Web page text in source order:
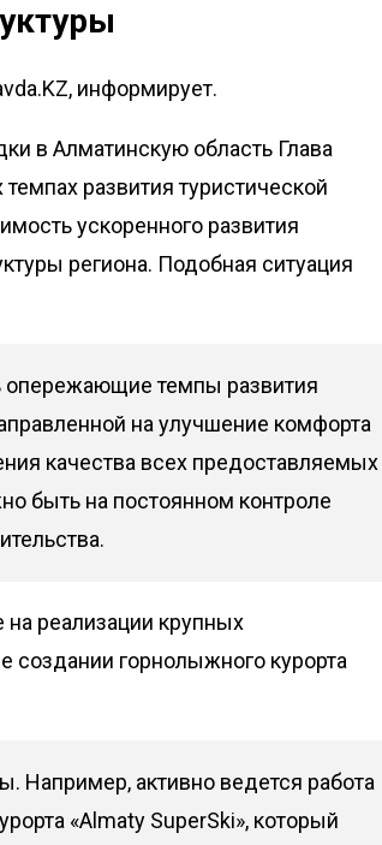
информирует.
в Алматинскую область Глава
развития туристической
ускоренного развития
региона. Подобная ситуация
опережающие темпы развития
на улучшение комфорта
качества всех предоставляемых
быть на постоянном контроле
реализации крупных
создании горнолыжного курорта
Например, активно ведется работа
«Almaty SuperSki», который